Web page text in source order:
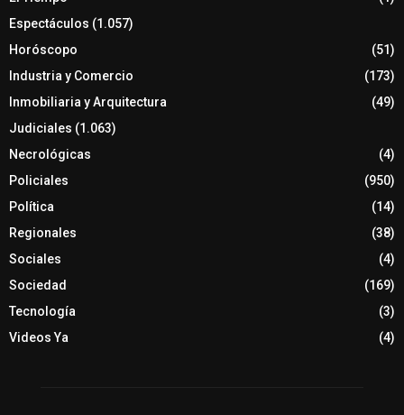
Espectáculos (1.057)
Horóscopo
(51)
Industria y Comercio
(173)
Inmobiliaria y Arquitectura
(49)
Judiciales (1.063)
Necrológicas
(4)
Policiales
(950)
Política
(14)
Regionales
(38)
Sociales
(4)
Sociedad
(169)
Tecnología
(3)
Videos Ya
(4)